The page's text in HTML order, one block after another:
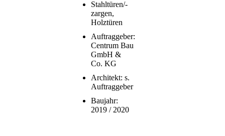
Stahltüren/-
zargen,
Holztüren
Auftraggeber:
Centrum Bau
GmbH &
Co. KG
Architekt: s.
Auftraggeber
Baujahr:
2019 / 2020